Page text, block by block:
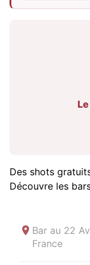
Des shots
Découvre les
Bar au 22
France